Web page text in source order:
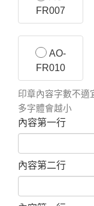
FR007
AO-
FR010
印章內容字數不適
多字體會越小
內容第一行
內容第二行